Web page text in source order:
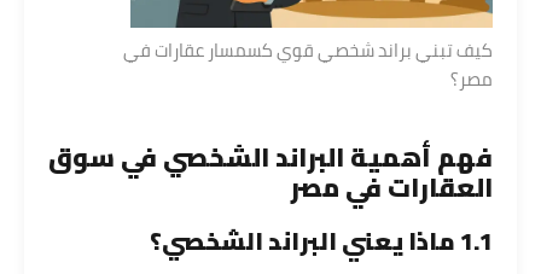
كيف تبني براند شخصي قوي كسمسار عقارات في
مصر؟
فهم أهمية البراند الشخصي في سوق
العقارات في مصر
1.1 ماذا يعني البراند الشخصي؟